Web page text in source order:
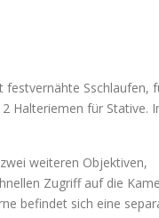
festvernähte Sschlaufen,
Halteriemen für Stative.
weiteren Objektiven,
Zugriff auf die
befindet sich eine